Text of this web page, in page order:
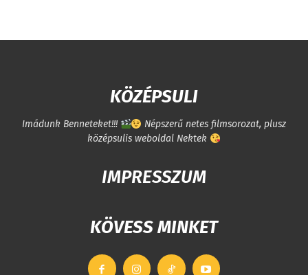
KÖZÉPSULI
Imádunk Benneteket!!!
Népszerű netes filmsorozat, plusz
középsulis weboldal Nektek
IMPRESSZUM
KÖVESS MINKET